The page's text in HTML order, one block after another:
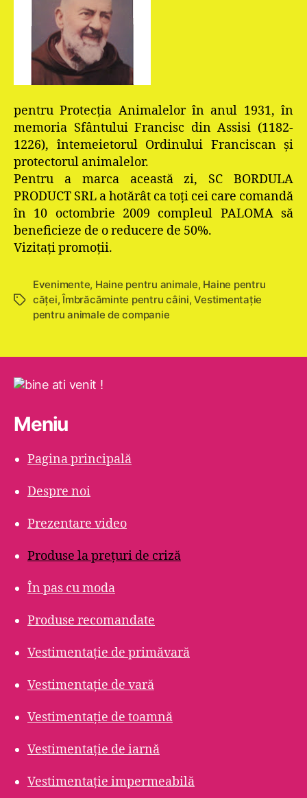
pentru Protecţia Animalelor în anul 1931, în
memoria Sfântului Francisc din Assisi (1182-
1226), întemeietorul Ordinului Franciscan şi
protectorul animalelor.
Pentru a marca această zi, SC BORDULA
PRODUCT SRL a hotărât ca toţi cei care comandă
în 10 octombrie 2009 compleul PALOMA să
beneficieze de o reducere de 50%.
Vizitaţi promoţii.
Etichete
Evenimente, Haine pentru animale, Haine pentru
căţei,Îmbrăcăminte pentru câini,Vestimentație
pentru animale de companie
Meniu
Pagina principală
Despre noi
Prezentare video
Produse la prețuri de criză
În pas cu moda
Produse recomandate
Vestimentație de primăvară
Vestimentație de vară
Vestimentație de toamnă
Vestimentație de iarnă
Vestimentație impermeabilă